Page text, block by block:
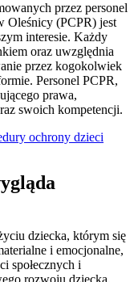
przez personel
Oleśnicy (PCPR) jest
interesie. Każdy
oraz uwzględnia
przez kogokolwiek
Personel PCPR,
prawa,
swoich kompetencji.
ochrony dzieci
dziecka, którym się
i emocjonalne,
społecznych i